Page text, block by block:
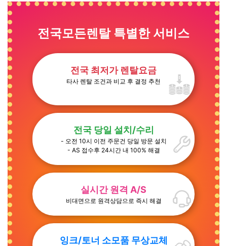
전국모든렌탈 특별한 서비스
전국 최저가 렌탈요금
타사 렌탈 조건과 비교 후 결정 추천
전국 당일 설치/수리
- 오전 10시 이전 주문건 당일 방문 설치
- AS 접수후 24시간 내 100% 해결
실시간 원격 A/S
비대면으로 원격상담으로 즉시 해결
잉크/토너 소모품 무상교체